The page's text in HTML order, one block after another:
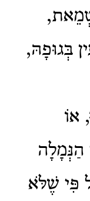
בְּגוּפָהּ,
אוֹ
הַנְּמָלָה
פִּי שֶׁלֹּא